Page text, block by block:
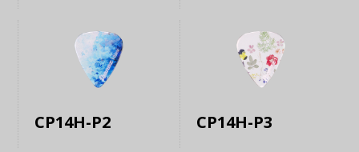
CP14H-P2 CP14H-P3